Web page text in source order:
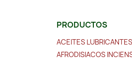
PRODUCTOS
ACEITES
AFRODISIACOS